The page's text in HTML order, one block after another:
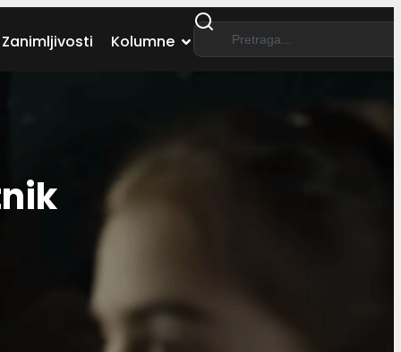
Zanimljivosti Kolumne